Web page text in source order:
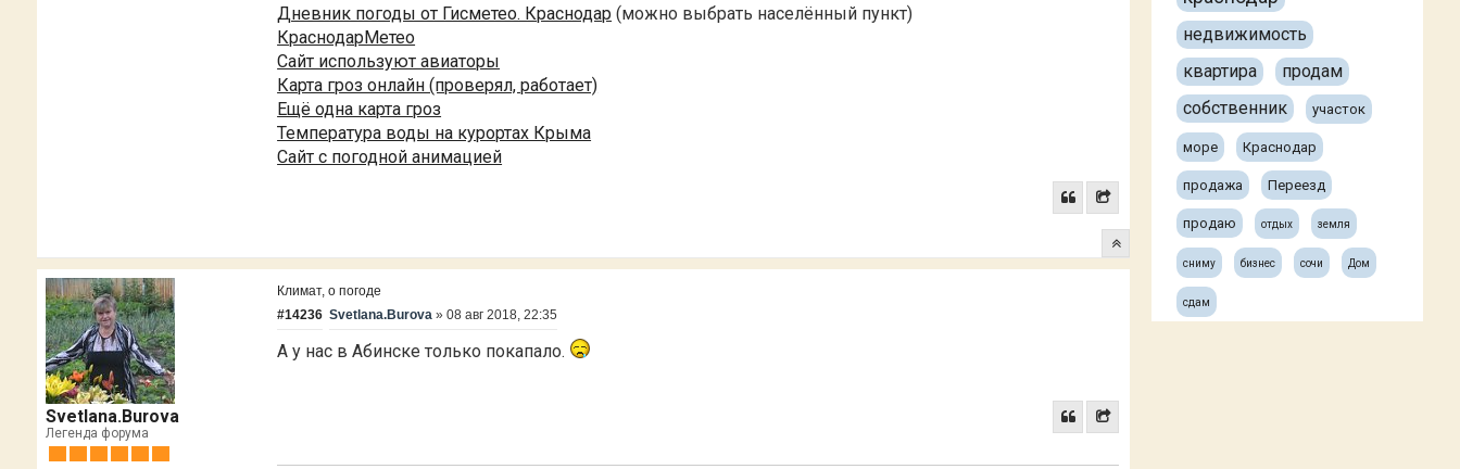
Дневник погоды от Гисметео. Краснодар (можно выбрать населённый пункт)
КраснодарМетео
Сайт используют авиаторы
Карта гроз онлайн (проверял, работает)
Ещё одна карта гроз
Температура воды на курортах Крыма
Сайт с погодной анимацией
Svetlana.Burova
Легенда форума
Климат, о погоде
#14236 Svetlana.Burova »08 авг 2018, 22:35
А у нас в Абинске только покапало.
недвижимость
квартира
продам
собственник
участок
море Краснодар
продажа Переезд
продаю отдых земля
сниму бизнес сочи Дом
сдам